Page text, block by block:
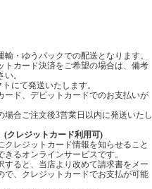
・ゆうパックでの配送となります。
カード決済をご希望の場合は、備考
。
にて発送いたします。
ード、デビットカードでのお支払いが
合ご注文後3営業日以内に発送いたし
(クレジットカード利用可)
クレジットカード情報を知らせること
るオンラインサービスです。
すると、当店より改めて請求書をメー
で、クレジットカードでお支払が可能